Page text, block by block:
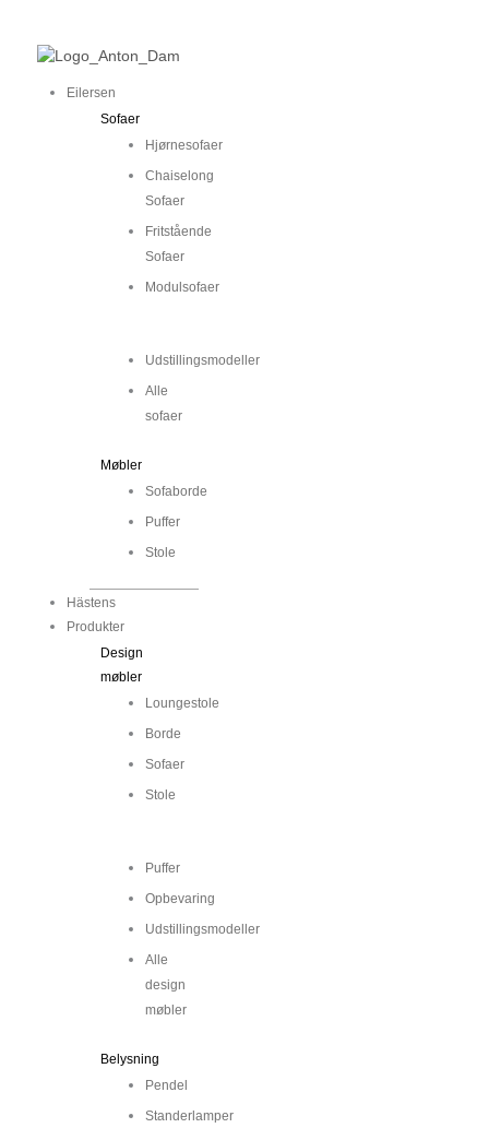
indholdet
Eilersen
Sofaer
Hjørnesofaer
Chaiselong
Sofaer
Fritstående
Sofaer
Modulsofaer
Udstillingsmodeller
Alle
sofaer
Møbler
Sofaborde
Puffer
Stole
Hästens
Produkter
Design
møbler
Loungestole
Borde
Sofaer
Stole
Puffer
Opbevaring
Udstillingsmodeller
Alle
design
møbler
Belysning
Pendel
Standerlamper